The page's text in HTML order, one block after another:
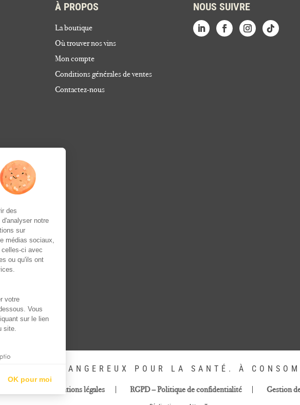
À PROPOS
La boutique
Où trouver nos vins
Mon compte
Conditions générales de ventes
Contactez-nous
NOUS SUIVRE
EST DANGEREUX POUR LA SANTÉ. À
Mentions légales RGPD – Politique de confidentialité Gestion